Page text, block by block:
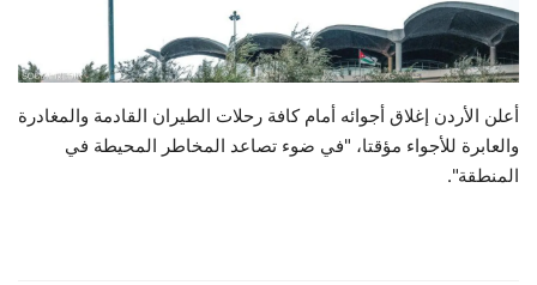
حياة
أعلن الأردن إغلاق أجوائه أمام كافة رحلات الطيران القادمة والمغادرة
والعابرة للأجواء مؤقتا، "في ضوء تصاعد المخاطر المحيطة في
المنطقة".